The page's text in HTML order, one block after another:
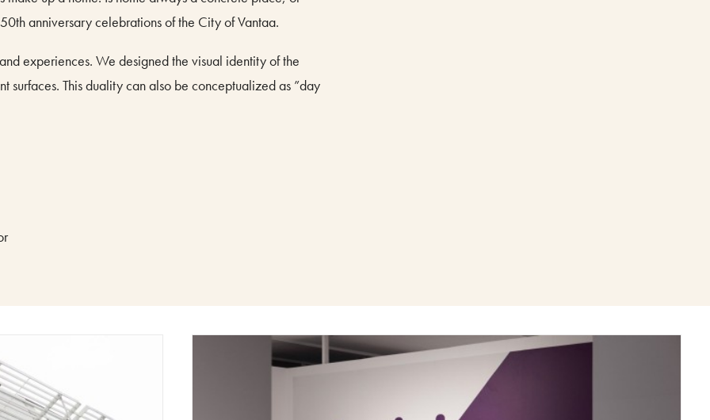
anniversary celebrations of the City of Vantaa.
experiences. We designed the visual identity of the
This duality can also be conceptualized as ”day